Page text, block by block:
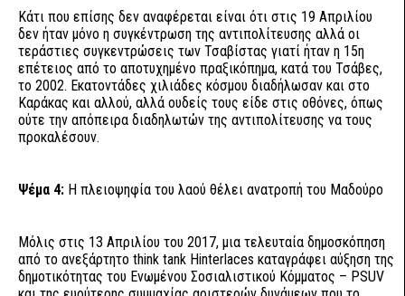
Κάτι που επίσης δεν αναφέρεται είναι ότι στις 19 Απριλίου
δεν ήταν μόνο η συγκέντρωση της αντιπολίτευσης αλλά οι
τεράστιες συγκεντρώσεις των Τσαβίστας γιατί ήταν η 15η
επέτειος από το αποτυχημένο πραξικόπημα, κατά του Τσάβες,
το 2002. Εκατοντάδες χιλιάδες κόσμου διαδήλωσαν και στο
Καράκας και αλλού, αλλά ουδείς τους είδε στις οθόνες, όπως
ούτε την απόπειρα διαδηλωτών της αντιπολίτευσης να τους
προκαλέσουν.
Ψέμα 4: Η πλειοψηφία του λαού θέλει ανατροπή του Μαδούρο
Μόλις στις 13 Απριλίου του 2017, μια τελευταία δημοσκόπηση
από το ανεξάρτητο think tank Hinterlaces καταγράφει αύξηση της
δημοτικότητας του Ενωμένου Σοσιαλιστικού Κόμματος – PSUV